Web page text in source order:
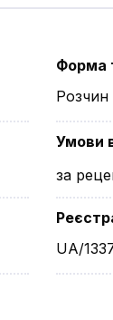
Форма
Розчин
Умови
за
UA/